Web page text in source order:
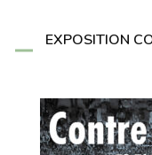
EXPOSITION